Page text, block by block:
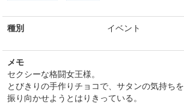
種別 イベント
メモ
セクシーな格闘女王様。
とびきりの手作りチョコで、サタンの気持ちを
振り向かせようとはりきっている。